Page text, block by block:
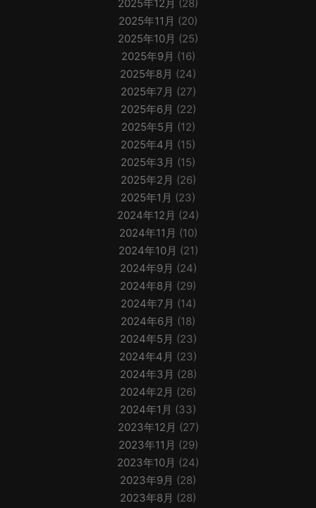
2025年12月 (28)
2025年11月 (20)
2025年10月 (25)
2025年9月 (16)
2025年8月 (24)
2025年7月 (27)
2025年6月 (22)
2025年5月 (12)
2025年4月 (15)
2025年3月 (15)
2025年2月 (26)
2025年1月 (23)
2024年12月 (24)
2024年11月 (10)
2024年10月 (21)
2024年9月 (24)
2024年8月 (29)
2024年7月 (14)
2024年6月 (18)
2024年5月 (23)
2024年4月 (23)
2024年3月 (28)
2024年2月 (26)
2024年1月 (33)
2023年12月 (27)
2023年11月 (29)
2023年10月 (24)
2023年9月 (28)
2023年8月 (28)